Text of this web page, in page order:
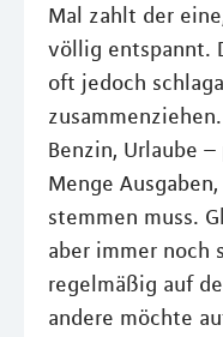
Mal zahlt der
völlig entspannt.
oft jedoch
Benzin, Urlaube
Menge
stemmen muss.
aber immer noch
regelmäßig auf
andere möchte